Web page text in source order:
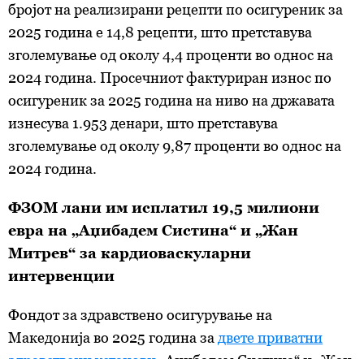
бројот на реализирани рецепти по осигуреник за
2025 година е 14,8 рецепти, што претставува
зголемување од околу 4,4 проценти во однос на
2024 година. Просечниот фактуриран износ по
осигуреник за 2025 година на ниво на државата
изнесува 1.953 денари, што претставува
зголемување од околу 9,87 проценти во однос на
2024 година.
ФЗОМ лани им исплатил 19,5 милиони
евра на „Аџибадем Систина“ и „Жан
Митрев“ за кардиоваскуларни
интервенции
Фондот за здравствено осигурување на
Македонија во 2025 година за двете приватни